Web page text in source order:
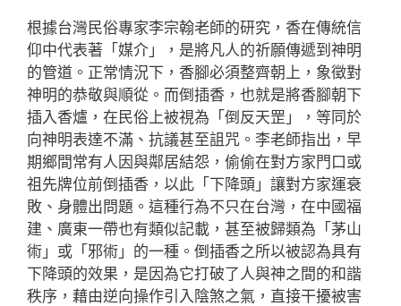
根據台灣民俗專家李宗翰老師的研究，香在傳統信
仰中代表著「媒介」，是將凡人的祈願傳遞到神明
的管道。正常情況下，香腳必須整齊朝上，象徵對
神明的恭敬與順從。而倒插香，也就是將香腳朝下
插入香爐，在民俗上被視為「倒反天罡」，等同於
向神明表達不滿、抗議甚至詛咒。李老師指出，早
期鄉間常有人因與鄰居結怨，偷偷在對方家門口或
祖先牌位前倒插香，以此「下降頭」讓對方家運衰
敗、身體出問題。這種行為不只在台灣，在中國福
建、廣東一帶也有類似記載，甚至被歸類為「茅山
術」或「邪術」的一種。倒插香之所以被認為具有
下降頭的效果，是因為它打破了人與神之間的和諧
秩序，藉由逆向操作引入陰煞之氣，直接干擾被害